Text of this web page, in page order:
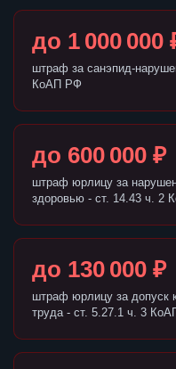
до 1 000 000
штраф за санэпид-
КоАП РФ
до 600 000 ₽
штраф юрлицу за
здоровью - ст. 14.43 ч. 2
до 130 000 ₽
штраф юрлицу за допуск
труда - ст. 5.27.1 ч. 3